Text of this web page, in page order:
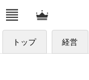
トップ 経営